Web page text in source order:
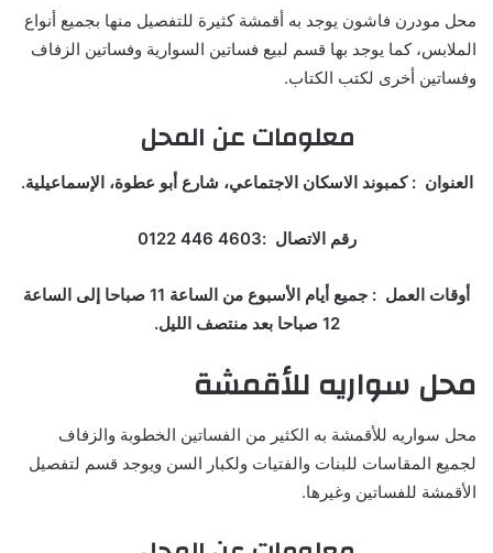
محل مودرن فاشون يوجد به أقمشة كثيرة للتفصيل منها بجميع أنواع
الملابس، كما يوجد بها قسم لبيع فساتين السوارية وفساتين الزفاف
وفساتين أخرى لكتب الكتاب.
معلومات عن المحل
العنوان : كمبوند الاسكان الاجتماعي، شارع أبو عطوة، الإسماعيلية.
رقم الاتصال :‏‪0122 446 4603‏
أوقات العمل : جميع أيام الأسبوع من الساعة 11 صباحا إلى الساعة
12 صباحا بعد منتصف الليل.
محل سواريه للأقمشة
محل سواريه للأقمشة به الكثير من الفساتين الخطوبة والزفاف
لجميع المقاسات للبنات والفتيات ولكبار السن ويوجد قسم لتفصيل
الأقمشة للفساتين وغيرها.